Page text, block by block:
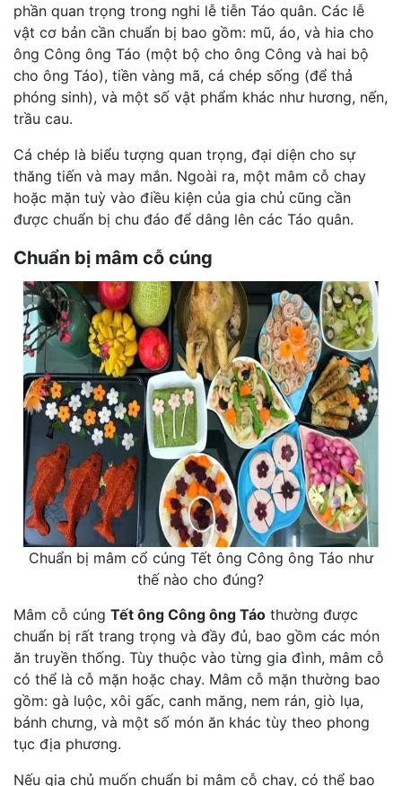
phần quan trọng trong nghi lễ tiễn Táo quân. Các lễ
vật cơ bản cần chuẩn bị bao gồm: mũ, áo, và hia cho
ông Công ông Táo (một bộ cho ông Công và hai bộ
cho ông Táo), tiền vàng mã, cá chép sống (để thả
phóng sinh), và một số vật phẩm khác như hương, nến,
trầu cau.
Cá chép là biểu tượng quan trọng, đại diện cho sự
thăng tiến và may mắn. Ngoài ra, một mâm cỗ chay
hoặc mặn tuỳ vào điều kiện của gia chủ cũng cần
được chuẩn bị chu đáo để dâng lên các Táo quân.
Chuẩn bị mâm cỗ cúng
Chuẩn bị mâm cổ cúng Tết ông Công ông Táo như
thế nào cho đúng?
Mâm cỗ cúng Tết ông Công ông Táo thường được
chuẩn bị rất trang trọng và đầy đủ, bao gồm các món
ăn truyền thống. Tùy thuộc vào từng gia đình, mâm cỗ
có thể là cỗ mặn hoặc chay. Mâm cỗ mặn thường bao
gồm: gà luộc, xôi gấc, canh măng, nem rán, giò lụa,
bánh chưng, và một số món ăn khác tùy theo phong
tục địa phương.
Nếu gia chủ muốn chuẩn bị mâm cỗ chay, có thể bao